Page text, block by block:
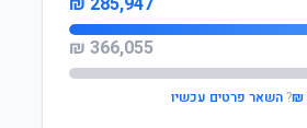
366,055 ₪
?השאר פרטים עכשיו